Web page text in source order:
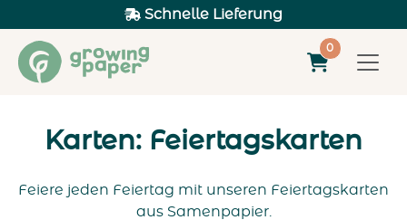
Schnelle Lieferung
0
Karten: Feiertagskarten
Feiere jeden Feiertag mit unseren Feiertagskarten
aus Samenpapier.